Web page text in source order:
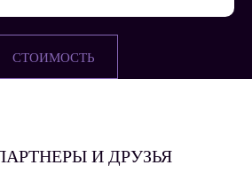
СТОИМОСТЬ
И ДРУЗЬЯ